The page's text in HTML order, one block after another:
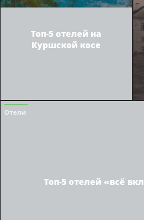
Топ-5 отелей на
Куршской косе
Отели
Топ-5 отелей «всё